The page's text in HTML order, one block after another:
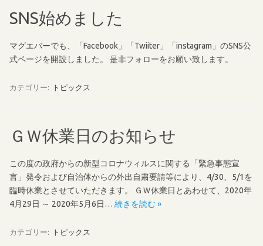
SNS始めました
マグエバーでも、「Facebook」「Twiiter」「instagram」のSNS公
式ページを開設しました。 是非フォローをお願い致します。
カテゴリー: トピックス
ＧＷ休業日のお知らせ
この度の政府からの新型コロナウィルスに関する「緊急事態宣
言」発令および自治体からの外出自粛要請等により、4/30、5/1を
臨時休業とさせていただきます。 ＧＷ休業日とあわせて、2020年
4月29日 ～ 2020年5月6日… 続きを読む »
カテゴリー: トピックス